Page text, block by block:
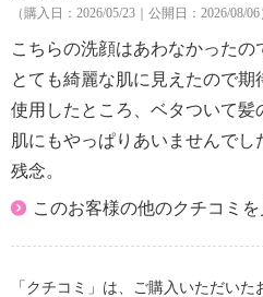
（購入日：2026/05/23｜公開日：2026/08/06
こちらの洗顔はあわなかった
とても綺麗な肌に見えたので期
使用したところ、ベタついて
肌にもやっぱりあいませんでし
残念。
このお客様の他のクチコミを
「クチコミ」は、ご購入いただい